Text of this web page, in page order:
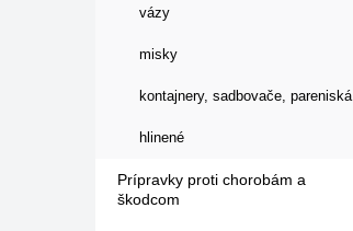
vázy
misky
kontajnery, sadbovače, pareniská
hlinené
Prípravky proti chorobám a
škodcom